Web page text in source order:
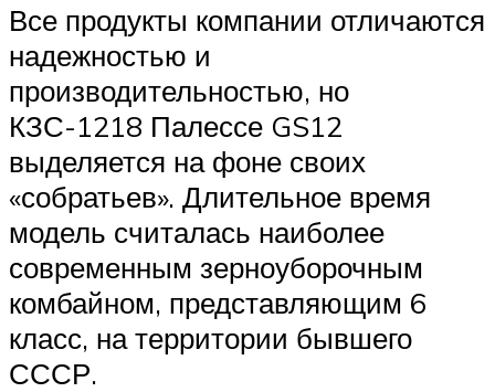
Все продукты компании отличаются
надежностью и
производительностью, но
КЗС-1218 Палессе GS12
выделяется на фоне своих
«собратьев». Длительное время
модель считалась наиболее
современным зерноуборочным
комбайном, представляющим 6
класс, на территории бывшего
СССР.